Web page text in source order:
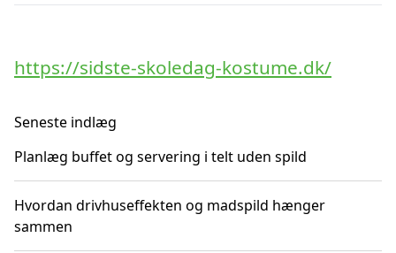
https://sidste-skoledag-kostume.dk/
Seneste indlæg
Planlæg buffet og servering i telt uden spild
Hvordan drivhuseffekten og madspild hænger
sammen